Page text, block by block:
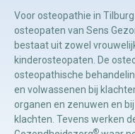
Voor osteopathie in
osteopaten van Sens
bestaat uit zowel
kinderosteopaten. De
osteopathische
en volwassenen bij
organen en zenuwen en
klachten. Tevens werken
®